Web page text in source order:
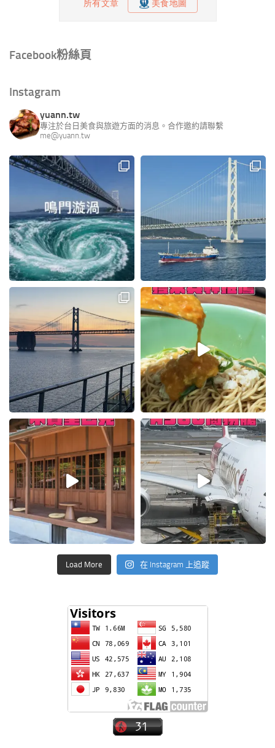
Facebook粉絲頁
Instagram
yuann.tw
專注於台日美食與旅遊方面的消息。合作邀約請聯繫
me@yuann.tw
Load More 在 Instagram 上追蹤